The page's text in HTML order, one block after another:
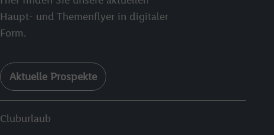
Haupt- und Themenflyer in digitaler
Form.
Aktuelle Prospekte
Cluburlaub